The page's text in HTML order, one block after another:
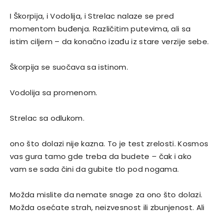
I Škorpija, i Vodolija, i Strelac nalaze se pred
momentom buđenja. Različitim putevima, ali sa
istim ciljem – da konačno izađu iz stare verzije sebe.
Škorpija se suočava sa istinom.
Vodolija sa promenom.
Strelac sa odlukom.
ono što dolazi nije kazna. To je test zrelosti. Kosmos
vas gura tamo gde treba da budete – čak i ako
vam se sada čini da gubite tlo pod nogama.
Možda mislite da nemate snage za ono što dolazi.
Možda osećate strah, neizvesnost ili zbunjenost. Ali